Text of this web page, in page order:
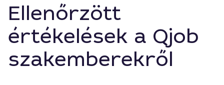
Ellenőrzött
értékelések a Qjob
szakemberekről